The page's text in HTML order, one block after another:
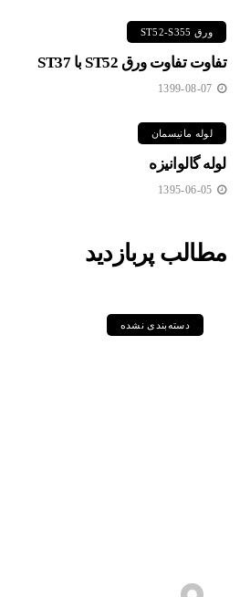
ورق ST52-S355
تفاوت تفاوت ورق ST52 با ST37
1399-08-07
لوله مانیسمان
لوله گالوانیزه
1395-06-05
مطالب پربازدید
دسته‌بندی نشده